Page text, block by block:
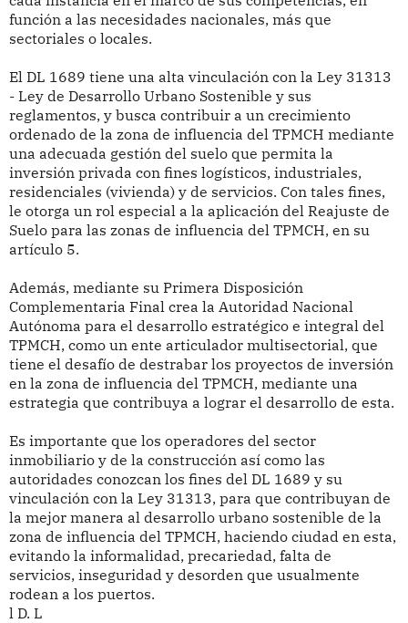
función a las necesidades nacionales, más que
sectoriales o locales.
El DL 1689 tiene una alta vinculación con la Ley 31313
- Ley de Desarrollo Urbano Sostenible y sus
reglamentos, y busca contribuir a un crecimiento
ordenado de la zona de influencia del TPMCH mediante
una adecuada gestión del suelo que permita la
inversión privada con fines logísticos, industriales,
residenciales (vivienda) y de servicios. Con tales fines,
le otorga un rol especial a la aplicación del Reajuste de
Suelo para las zonas de influencia del TPMCH, en su
artículo 5.
Además, mediante su Primera Disposición
Complementaria Final crea la Autoridad Nacional
Autónoma para el desarrollo estratégico e integral del
TPMCH, como un ente articulador multisectorial, que
tiene el desafío de destrabar los proyectos de inversión
en la zona de influencia del TPMCH, mediante una
estrategia que contribuya a lograr el desarrollo de esta.
Es importante que los operadores del sector
inmobiliario y de la construcción así como las
autoridades conozcan los fines del DL 1689 y su
vinculación con la Ley 31313, para que contribuyan de
la mejor manera al desarrollo urbano sostenible de la
zona de influencia del TPMCH, haciendo ciudad en esta,
evitando la informalidad, precariedad, falta de
servicios, inseguridad y desorden que usualmente
rodean a los puertos.
l D. L